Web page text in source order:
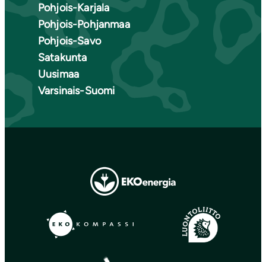
Pohjois-Karjala
Pohjois-Pohjanmaa
Pohjois-Savo
Satakunta
Uusimaa
Varsinais-Suomi